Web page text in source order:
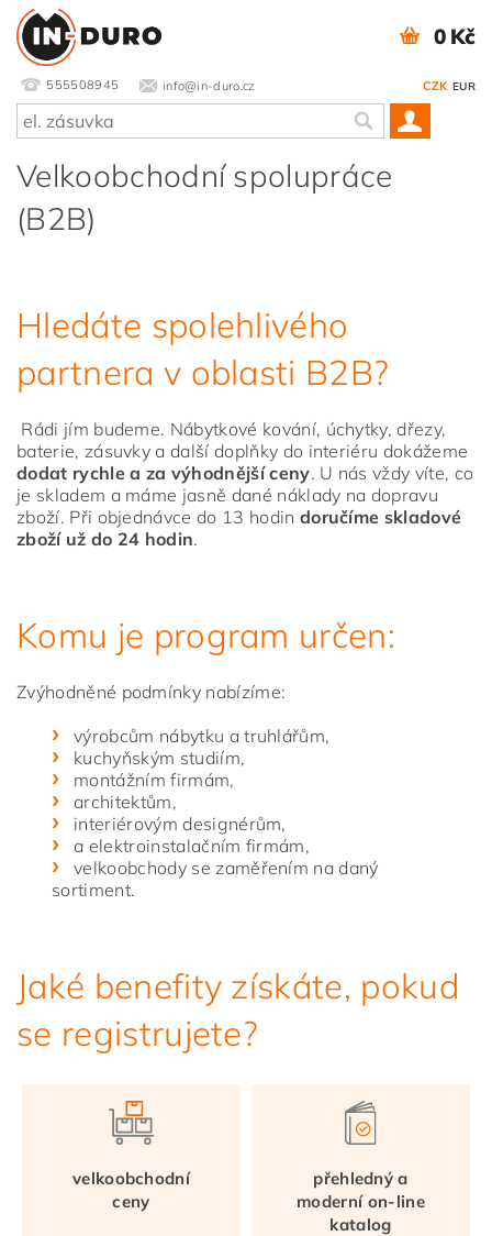
555508945 info@in-duro.cz CZK EUR
0 Kč
Velkoobchodní spolupráce
(B2B)
Hledáte spolehlivého
partnera v oblasti B2B?
Rádi jím budeme. Nábytkové kování, úchytky, dřezy,
baterie, zásuvky a další doplňky do interiéru dokážeme
dodat rychle a za výhodnější ceny. U nás vždy víte, co
je skladem a máme jasně dané náklady na dopravu
zboží. Při objednávce do 13 hodin doručíme skladové
zboží už do 24 hodin.
Komu je program určen:
Zvýhodněné podmínky nabízíme:
výrobcům nábytku a truhlářům,
kuchyňským studiím,
montážním firmám,
architektům,
interiérovým designérům,
a elektroinstalačním firmám,
velkoobchody se zaměřením na daný
sortiment.
Jaké benefity získáte, pokud
se registrujete?
velkoobchodní
ceny
přehledný a
moderní on-line
katalog